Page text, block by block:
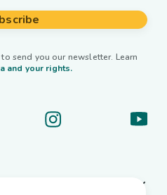
send you our newsletter. Learn
and your rights.